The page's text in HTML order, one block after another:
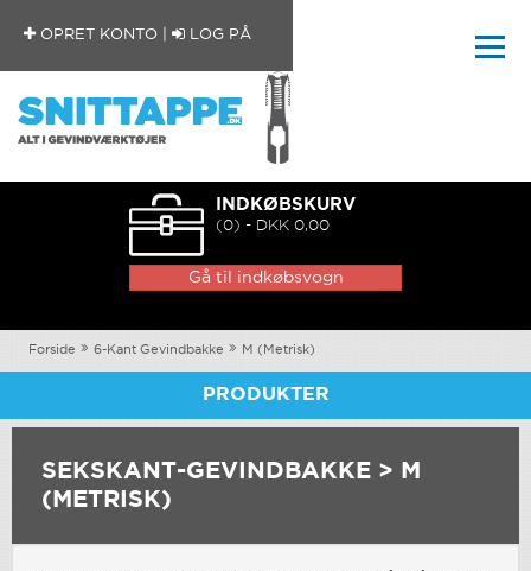
OPRET KONTO LOG PÅ
INDKØBSKURV
(0) - DKK 0,00
Gå til indkøbsvogn
Forside 6-Kant Gevindbakke M (Metrisk)
PRODUKTER
SEKSKANT-GEVINDBAKKE > M
(METRISK)